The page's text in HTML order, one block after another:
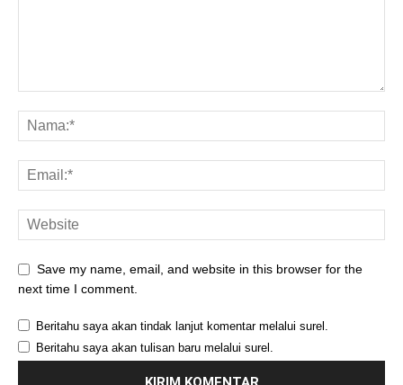
Save my name, email, and website in this browser for the
next time I comment.
Beritahu saya akan tindak lanjut komentar melalui surel.
Beritahu saya akan tulisan baru melalui surel.